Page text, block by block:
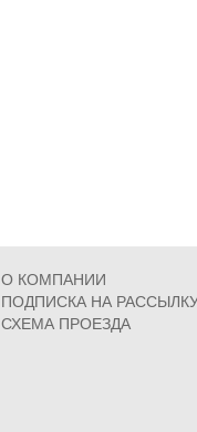
О КОМПАНИИ
ПОДПИСКА НА
СХЕМА ПРОЕЗДА